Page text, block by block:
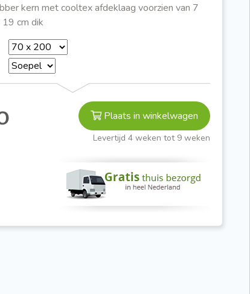
kern met cooltex afdeklaag voorzien van 7
cm dik
Plaats in winkelwagen
Levertijd 4 weken tot 9 weken